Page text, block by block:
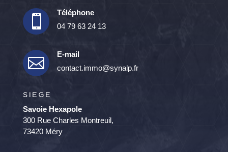

Téléphone
04 79 63 24 13

E-mail
contact.immo@synalp.fr
SIEGE
Savoie Hexapole
300 Rue Charles Montreuil,
73420 Méry